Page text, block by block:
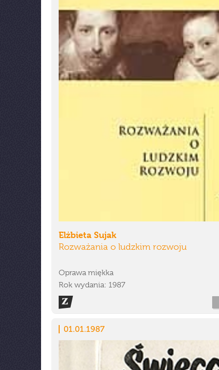
Elżbieta Sujak
Rozważania o ludzkim rozwoju
Oprawa miękka
Rok wydania: 1987
01.01.1987